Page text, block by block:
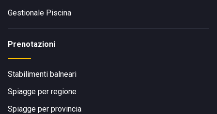
Gestionale Piscina
Prenotazioni
Stabilimenti balneari
Spiagge per regione
Spiagge per provincia